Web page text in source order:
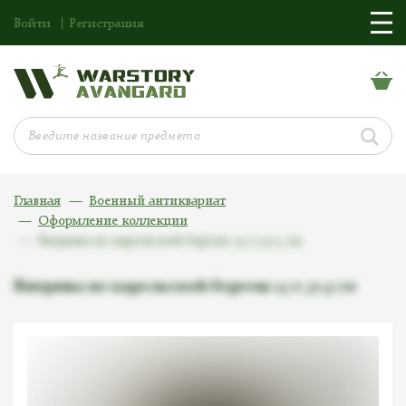
Войти Регистрация
Главная
Военный антиквариат
Оформление коллекции
Витрина из карельской березы 23 х 30,5 см